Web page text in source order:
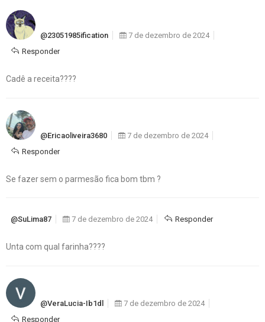
@23051985ification
7 de dezembro de 2024
Responder
Cadê a receita????
@ericaoliveira3680
7 de dezembro de 2024
Responder
Se fazer sem o parmesão fica bom tbm ?
@SuLima87 7 de dezembro de 2024 Responder
Unta com qual farinha????
@VeraLucia-Ib1dl
7 de dezembro de 2024
Responder